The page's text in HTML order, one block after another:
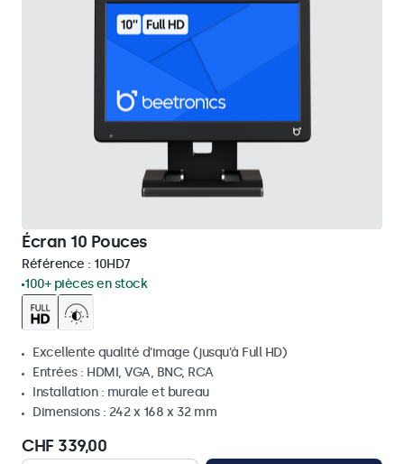
Écran 10 Pouces
Référence : 10HD7
100+ pièces en stock
Excellente qualité d'image (jusqu'à Full HD)
Entrées : HDMI, VGA, BNC, RCA
Installation : murale et bureau
Dimensions : 242 x 168 x 32 mm
CHF 339,00